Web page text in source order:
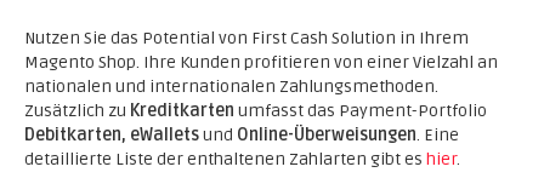
Nutzen Sie das Potential von First Cash Solution in Ihrem
Magento Shop. Ihre Kunden profitieren von einer Vielzahl an
nationalen und internationalen Zahlungsmethoden.
Zusätzlich zu Kreditkarten umfasst das Payment-Portfolio
Debitkarten, eWalletsund Online-Überweisungen. Eine
detaillierte Liste der enthaltenen Zahlarten gibt es hier.